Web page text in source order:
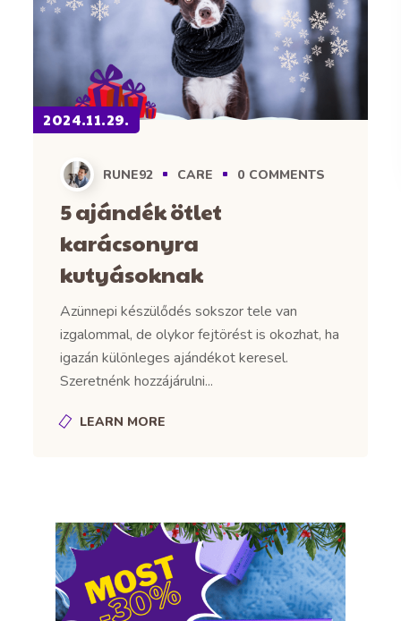
2024.11.29.
RUNE92 CARE 0 COMMENTS
5 ajándék ötlet
karácsonyra
kutyásoknak
Azünnepi készülődés sokszor tele van
izgalommal, de olykor fejtörést is okozhat, ha
igazán különleges ajándékot keresel.
Szeretnénk hozzájárulni...
LEARN MORE